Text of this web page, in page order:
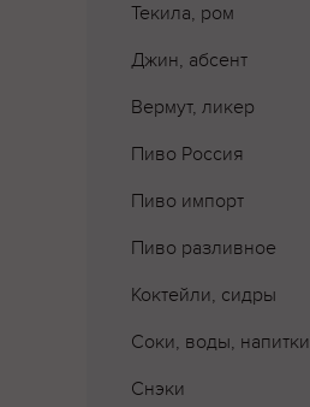
Текила, ром
Джин, абсент
Вермут, ликер
Пиво Россия
Пиво импорт
Пиво разливное
Коктейли, сидры
Соки, воды, напитки
Снэки